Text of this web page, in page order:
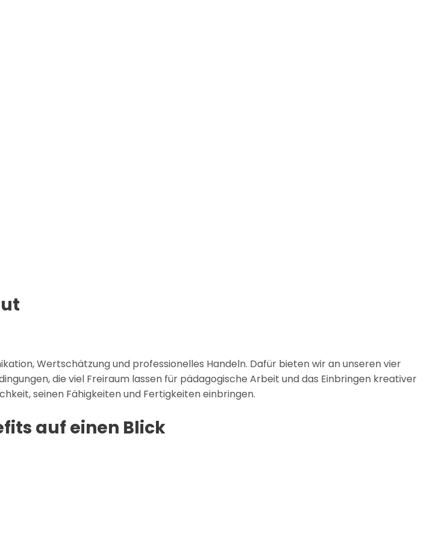
Wertschätzung und professionelles Handeln. Dafür bieten wir an unseren vier
die viel Freiraum lassen für pädagogische Arbeit und das Einbringen kreativer
seinen Fähigkeiten und Fertigkeiten einbringen.
auf einen Blick